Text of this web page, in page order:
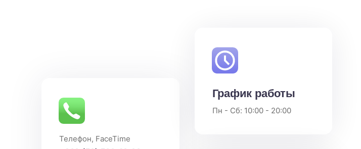
Телефон, FaceTime
График работы
Пн - Сб: 10:00 - 20:00